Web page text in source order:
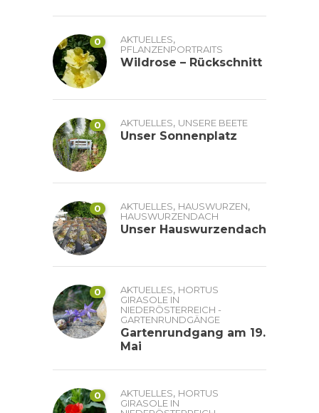
0 AKTUELLES,
PFLANZENPORTRAITS
Wildrose – Rückschnitt
0 AKTUELLES, UNSERE BEETE
Unser Sonnenplatz
0 AKTUELLES, HAUSWURZEN,
HAUSWURZENDACH
Unser Hauswurzendach
0 AKTUELLES, HORTUS
GIRASOLE IN
NIEDERÖSTERREICH -
GARTENRUNDGÄNGE
Gartenrundgang am 19.
Mai
0 AKTUELLES, HORTUS
GIRASOLE IN